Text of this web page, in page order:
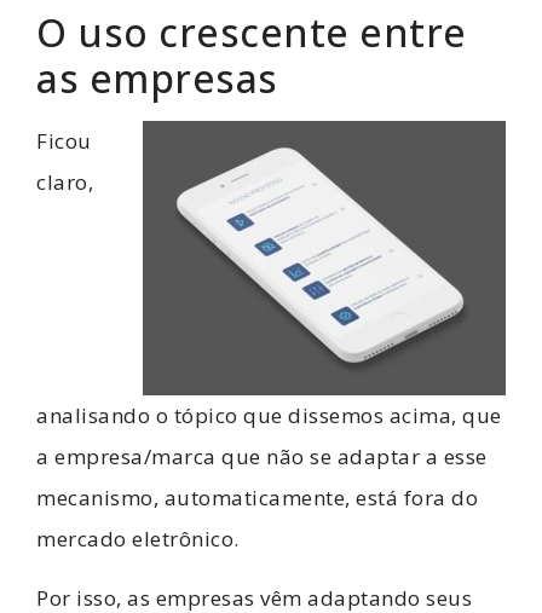
O uso crescente entre
as empresas
Ficou
claro,
analisando o tópico que dissemos acima, que
a empresa/marca que não se adaptar a esse
mecanismo, automaticamente, está fora do
mercado eletrônico.
Por isso, as empresas vêm adaptando seus